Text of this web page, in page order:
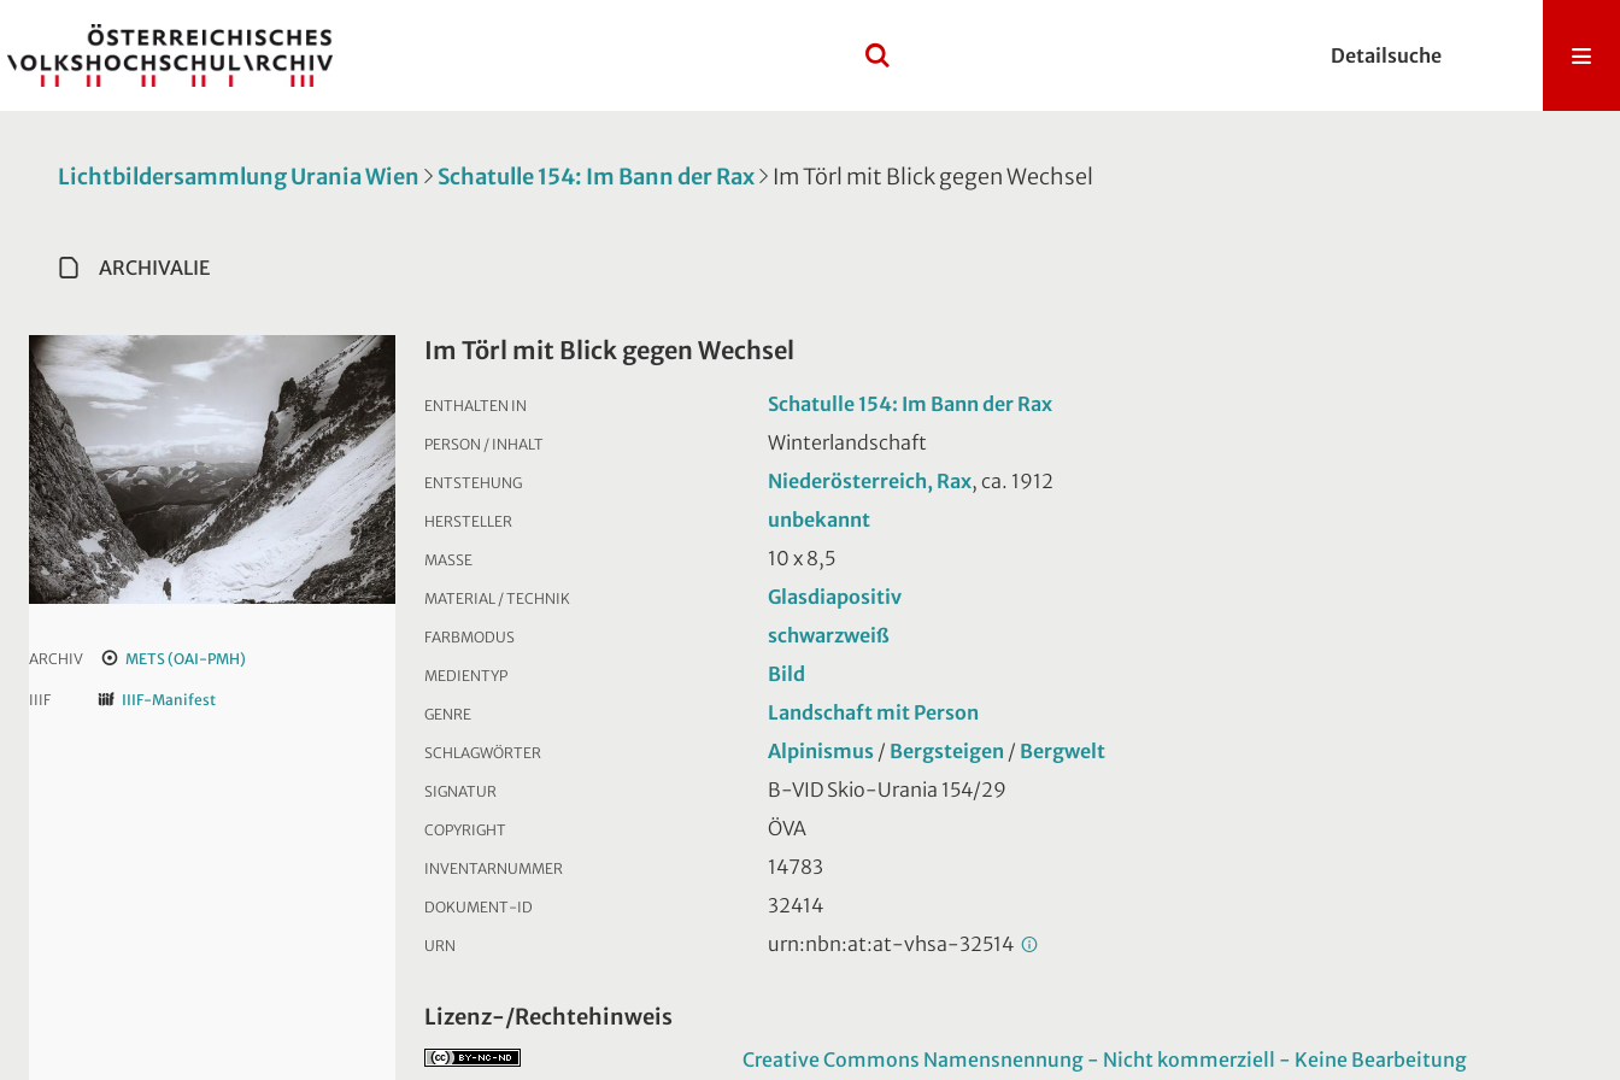
Detailsuche
Lichtbildersammlung Urania Wien Schatulle 154: Im Bann der Rax Im Törl mit Blick gegen Wechsel
ARCHIVALIE
ARCHIV METS (OAI-PMH)
IIIF IIIF-Manifest
Im Törl mit Blick gegen Wechsel
ENTHALTEN IN Schatulle 154: Im Bann der Rax
PERSON / INHALT Winterlandschaft
ENTSTEHUNG Niederösterreich, Rax, ca. 1912
HERSTELLER unbekannt
MASSE 10 x 8,5
MATERIAL / TECHNIK Glasdiapositiv
FARBMODUS schwarzweiß
MEDIENTYP Bild
GENRE Landschaft mit Person
SCHLAGWÖRTER Alpinismus / Bergsteigen / Bergwelt
SIGNATUR B-VID Skio-Urania 154/29
COPYRIGHT ÖVA
INVENTARNUMMER 14783
DOKUMENT-ID 32414
URN urn:nbn:at:at-vhsa-32514
Lizenz-/Rechtehinweis
Creative Commons Namensnennung - Nicht kommerziell - Keine Bearbeitung